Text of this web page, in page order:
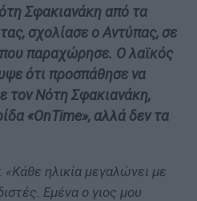
Σφακιανάκη από τα
σχολίασε ο Αντύπας, σε
παραχώρησε. Ο λαϊκός
ότι προσπάθησε να
τον Νότη Σφακιανάκη,
«OnTime», αλλά δεν τα
«Κάθε ηλικία μεγαλώνει με
Εμένα ο γιος μου